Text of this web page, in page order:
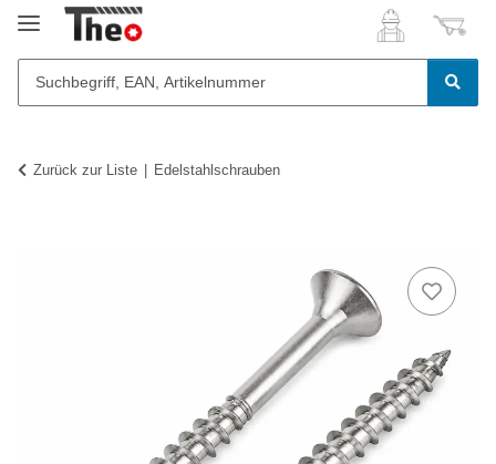
Zurück zur Liste Edelstahlschrauben